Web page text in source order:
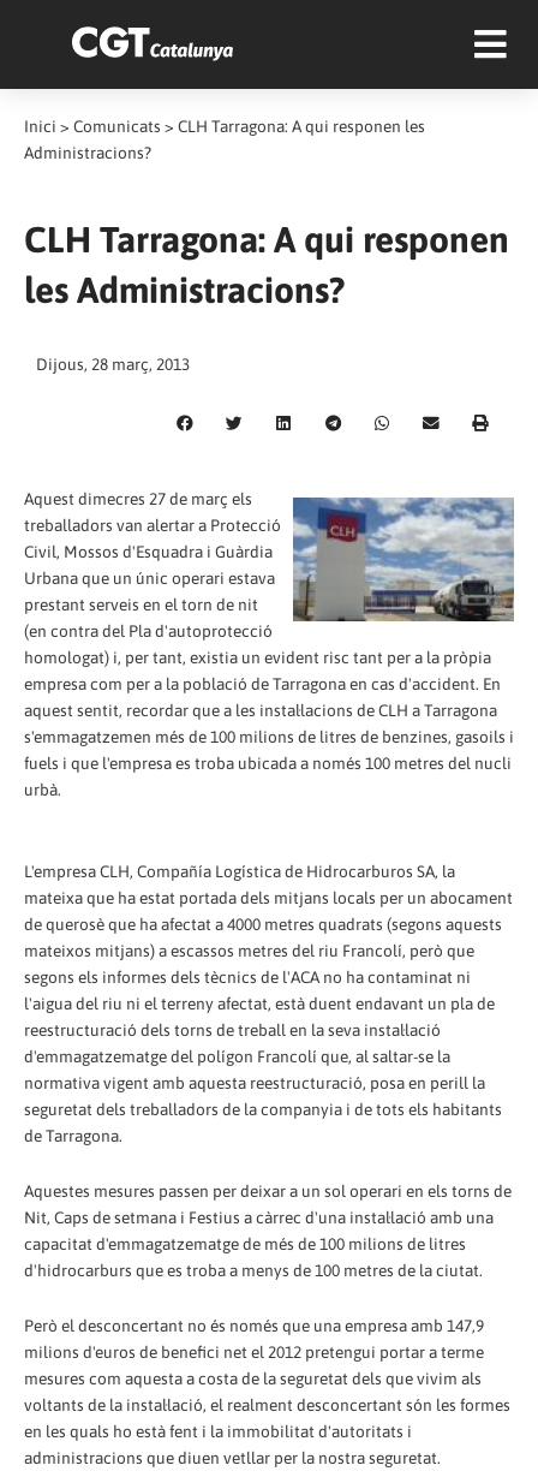
Inici > Comunicats > CLH Tarragona: A qui responen les
Administracions?
CLH Tarragona: A qui responen
les Administracions?
Dijous, 28 març, 2013
Aquest dimecres 27 de març els
treballadors van alertar a Protecció
Civil, Mossos d'Esquadra i Guàrdia
Urbana que un únic operari estava
prestant serveis en el torn de nit
(en contra del Pla d'autoprotecció
homologat) i, per tant, existia un evident risc tant per a la pròpia
empresa com per a la població de Tarragona en cas d'accident. En
aquest sentit, recordar que a les instal·lacions de CLH a Tarragona
s'emmagatzemen més de 100 milions de litres de benzines, gasoils i
fuels i que l'empresa es troba ubicada a només 100 metres del nucli
urbà.
L'empresa CLH, Compañía Logística de Hidrocarburos SA, la
mateixa que ha estat portada dels mitjans locals per un abocament
de querosè que ha afectat a 4000 metres quadrats (segons aquests
mateixos mitjans) a escassos metres del riu Francolí, però que
segons els informes dels tècnics de l'ACA no ha contaminat ni
l'aigua del riu ni el terreny afectat, està duent endavant un pla de
reestructuració dels torns de treball en la seva instal·lació
d'emmagatzematge del polígon Francolí que, al saltar-se la
normativa vigent amb aquesta reestructuració, posa en perill la
seguretat dels treballadors de la companyia i de tots els habitants
de Tarragona.
Aquestes mesures passen per deixar a un sol operari en els torns de
Nit, Caps de setmana i Festius a càrrec d'una instal·lació amb una
capacitat d'emmagatzematge de més de 100 milions de litres
d'hidrocarburs que es troba a menys de 100 metres de la ciutat.
Però el desconcertant no és només que una empresa amb 147,9
milions d'euros de benefici net el 2012 pretengui portar a terme
mesures com aquesta a costa de la seguretat dels que vivim als
voltants de la instal·lació, el realment desconcertant són les formes
en les quals ho està fent i la immobilitat d'autoritats i
administracions que diuen vetllar per la nostra seguretat.